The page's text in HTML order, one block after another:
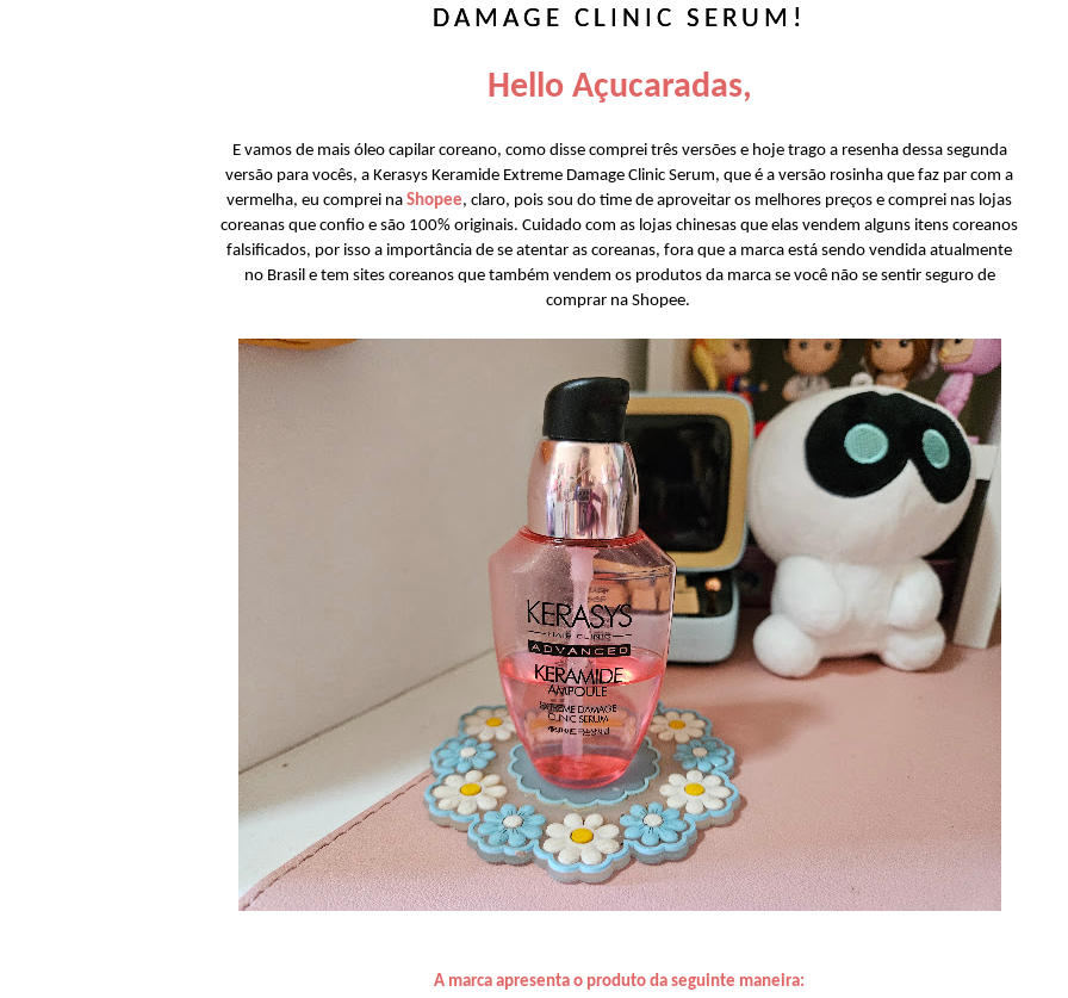
DAMAGE CLINIC SERUM!
Hello Açucaradas,
E vamos de mais óleo capilar coreano, como disse comprei três versões e hoje trago a resenha dessa segunda
versão para vocês, a Kerasys Keramide Extreme Damage Clinic Serum, que é a versão rosinha que faz par com a
vermelha, eu comprei na Shopee, claro, pois sou do time de aproveitar os melhores preços e comprei nas lojas
coreanas que confio e são 100% originais. Cuidado com as lojas chinesas que elas vendem alguns itens coreanos
falsificados, por isso a importância de se atentar as coreanas, fora que a marca está sendo vendida atualmente
no Brasil e tem sites coreanos que também vendem os produtos da marca se você não se sentir seguro de
comprar na Shopee.
A marca apresenta o produto da seguinte maneira: